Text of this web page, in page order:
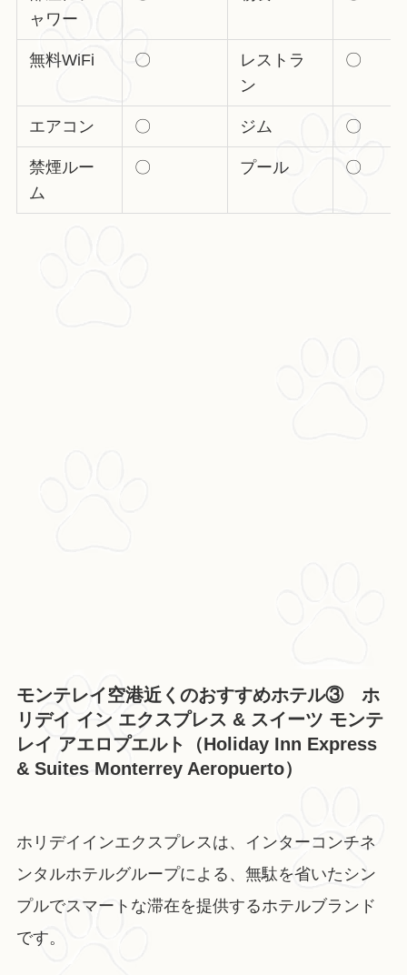
ャワー
無料WiFi 〇
レストラ
ン
〇
エアコン 〇 ジム 〇
禁煙ルー
ム
〇 プール 〇
モンテレイ空港近くのおすすめホテル③ ホ
リデイ イン エクスプレス & スイーツ モンテ
レイ アエロプエルト（Holiday Inn Express
& Suites Monterrey Aeropuerto）
ホリデイインエクスプレスは、インターコンチネ
ンタルホテルグループによる、無駄を省いたシン
プルでスマートな滞在を提供するホテルブランド
です。